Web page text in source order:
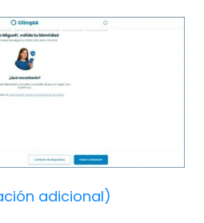
adicional)